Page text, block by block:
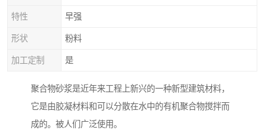
特性 早强
形状 粉料
加工定制 是
聚合物砂浆是近年来工程上新兴的一种新型建筑材料，
它是由胶凝材料和可以分散在水中的有机聚合物搅拌而
成的。被人们广泛使用。